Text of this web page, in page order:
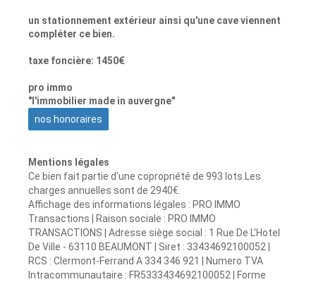
un stationnement extérieur ainsi qu'une cave viennent
compléter ce bien.
taxe foncière: 1450€
pro immo
"l'immobilier made in auvergne"
nos honoraires
Mentions légales
Ce bien fait partie d'une copropriété de 993 lots.Les
charges annuelles sont de 2940€.
Affichage des informations légales : PRO IMMO
Transactions | Raison sociale : PRO IMMO
TRANSACTIONS | Adresse siège social : 1 Rue De L'Hotel
De Ville - 63110 BEAUMONT | Siret : 33434692100052 |
RCS : Clermont-Ferrand A 334 346 921 | Numero TVA
Intracommunautaire : FR5333434692100052 | Forme